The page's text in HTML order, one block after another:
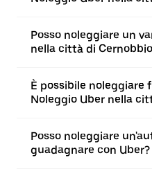
Posso noleggiare un
nella città di
È possibile noleggiare
Noleggio Uber nella
Posso noleggiare
guadagnare con Uber?